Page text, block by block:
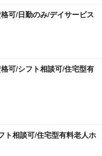
可/日勤のみ/デイサービス
可/シフト相談可/住宅型有
ト相談可/住宅型有料老人ホ